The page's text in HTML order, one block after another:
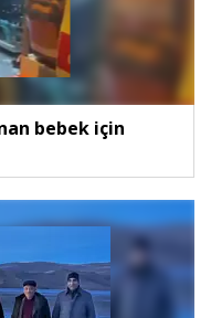
bebek için